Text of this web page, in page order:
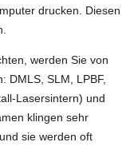
drucken. Diesen
werden Sie von
DMLS, SLM, LPBF,
Lasersintern) und
klingen sehr
sie werden oft